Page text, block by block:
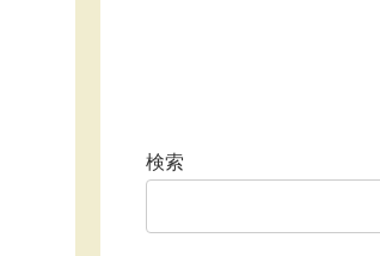
検索